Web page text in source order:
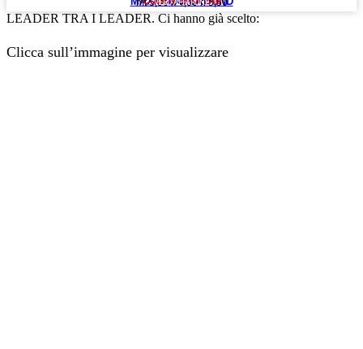
VERO AFFARONE
LEADER TRA I LEADER. Ci hanno già scelto:
Clicca sull’immagine per visualizzare